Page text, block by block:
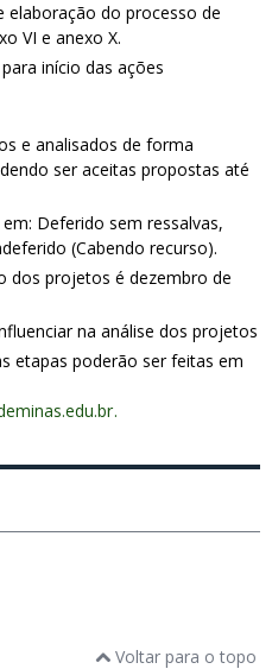
elaboração do processo de
VI e anexo X.
início das ações
e analisados de forma
ser aceitas propostas até
Deferido sem ressalvas,
(Cabendo recurso).
dos projetos é dezembro de
na análise dos projetos
etapas poderão ser feitas em
.
Voltar para o topo